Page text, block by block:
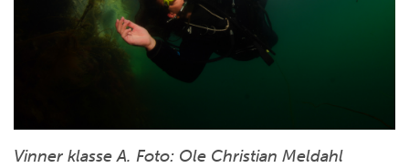
Vinner klasse A. Foto: Ole Christian Meldahl